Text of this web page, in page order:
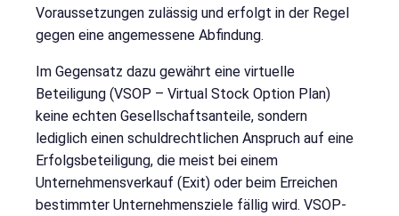
Voraussetzungen zulässig und erfolgt in der Regel
gegen eine angemessene Abfindung.
Im Gegensatz dazu gewährt eine virtuelle
Beteiligung (VSOP – Virtual Stock Option Plan)
keine echten Gesellschaftsanteile, sondern
lediglich einen schuldrechtlichen Anspruch auf eine
Erfolgsbeteiligung, die meist bei einem
Unternehmensverkauf (Exit) oder beim Erreichen
bestimmter Unternehmensziele fällig wird. VSOP-